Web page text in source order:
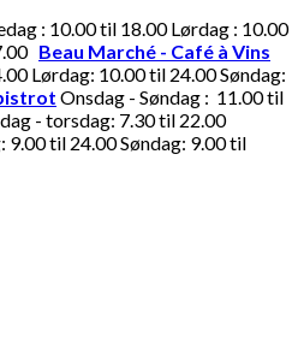
: 10.00 til 18.00 Lørdag : 10.00
Beau Marché - Café à Vins
Lørdag: 10.00 til 24.00 Søndag:
Onsdag - Søndag : 11.00 til
- torsdag: 7.30 til 22.00
9.00 til 24.00 Søndag: 9.00 til